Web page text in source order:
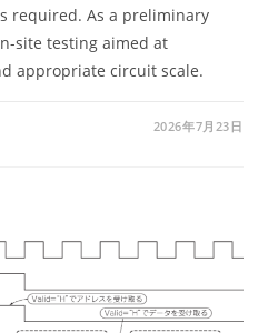
required. As a preliminary
site testing aimed at
appropriate circuit scale.
2026年7月23日